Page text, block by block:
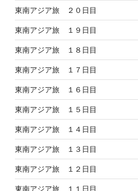
東南アジア旅 ２０日目
東南アジア旅 １９日目
東南アジア旅 １８日目
東南アジア旅 １７日目
東南アジア旅 １６日目
東南アジア旅 １５日目
東南アジア旅 １４日目
東南アジア旅 １３日目
東南アジア旅 １２日目
東南アジア旅 １１日目